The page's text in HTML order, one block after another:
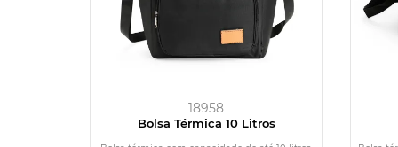
18958
Bolsa Térmica 10 Litros